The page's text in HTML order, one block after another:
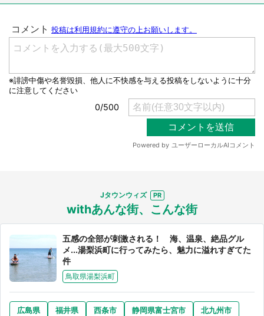
Jタウンウィズ
withあんな街、こんな街
五感の全部が刺激される！ 海、温泉、絶品グル
メ...湯梨浜町に行ってみたら、魅力に溢れすぎてた
件
鳥取県湯梨浜町
広島県 福井県 西条市 静岡県富士宮市
北九州市